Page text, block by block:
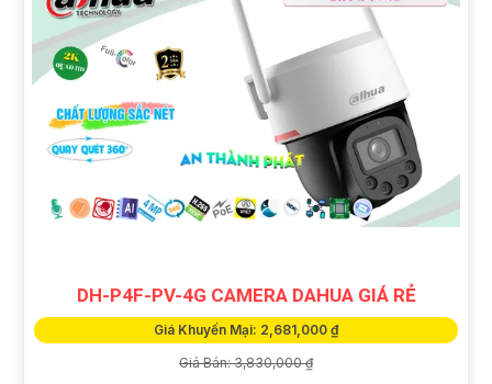
DH-P4F-PV-4G CAMERA DAHUA GIÁ RẺ
Giá Khuyến Mại: 2,681,000 ₫
Giá Bán: 3,830,000 ₫